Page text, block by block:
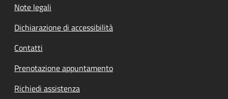
Note legali
Dichiarazione di accessibilità
Contatti
Prenotazione appuntamento
Richiedi assistenza